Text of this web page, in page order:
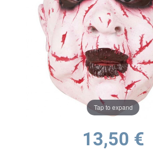
Tap to expand
13,50 €